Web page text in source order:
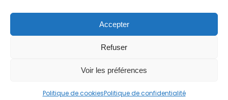
Accepter
Refuser
Voir les préférences
Politique de cookiesPolitique de confidentialité
réservés.